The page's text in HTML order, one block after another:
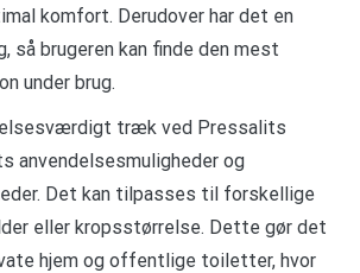
komfort. Derudover har det en
så brugeren kan finde den mest
under brug.
træk ved Pressalits
anvendelsesmuligheder og
Det kan tilpasses til forskellige
eller kropsstørrelse. Dette gør det
hjem og offentlige toiletter, hvor